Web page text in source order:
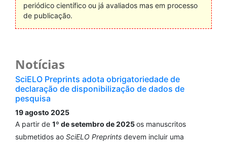
periódico científico ou já avaliados mas em processo
de publicação.
Notícias
SciELO Preprints adota obrigatoriedade de
declaração de disponibilização de dados de
pesquisa
19 agosto 2025
A partir de 1º de setembro de 2025os manuscritos
submetidos ao SciELO Preprints devem incluir uma